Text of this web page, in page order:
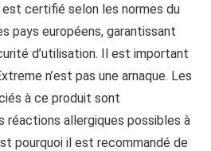
est certifié selon les normes du
pays européens, garantissant
d’utilisation. Il est important
n’est pas une arnaque. Les
à ce produit sont
réactions allergiques possibles à
pourquoi il est recommandé de